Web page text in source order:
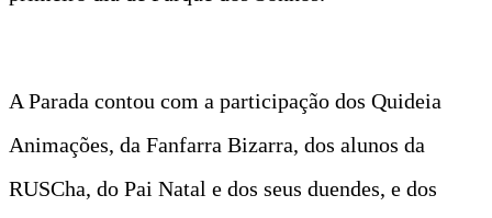
A Parada contou com a participação dos Quideia
Animações, da Fanfarra Bizarra, dos alunos da
RUSCha, do Pai Natal e dos seus duendes, e dos